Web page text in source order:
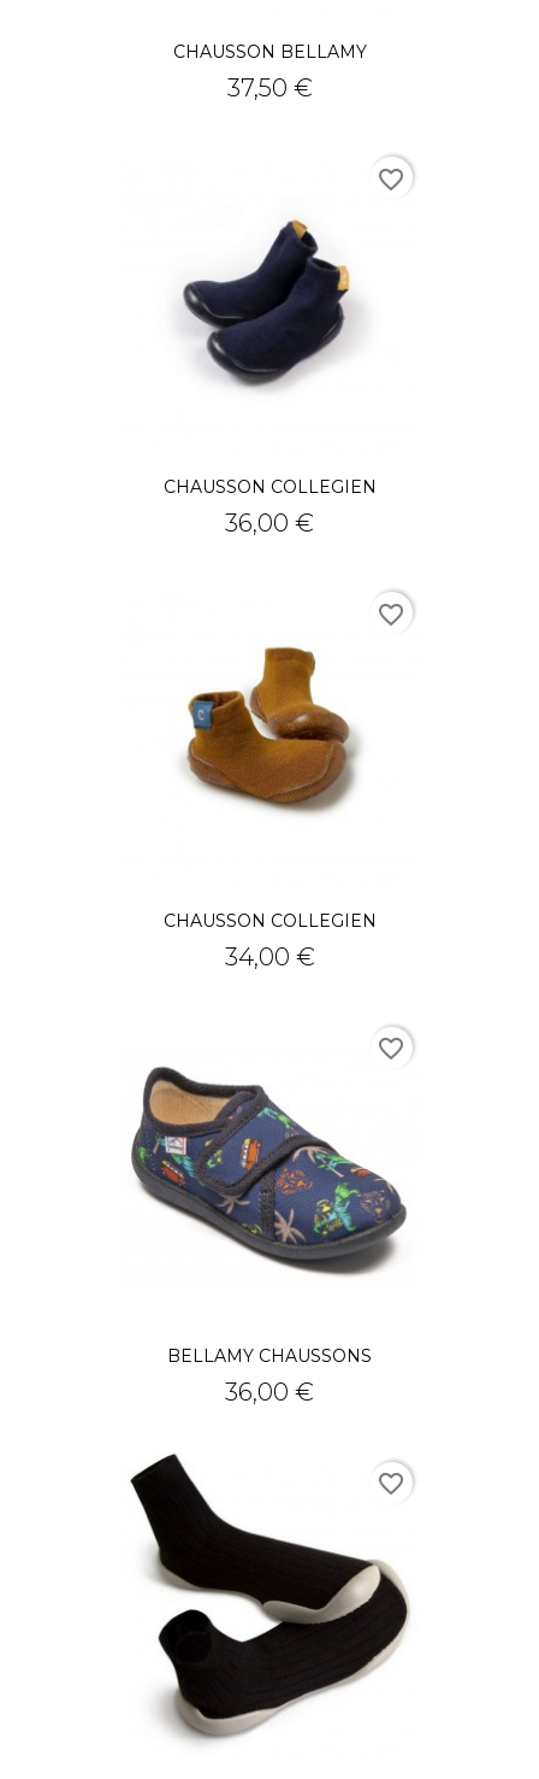
CHAUSSON BELLAMY
Prix
37,50 €
CHAUSSON COLLEGIEN
Prix
36,00 €
favorite_border
CHAUSSON COLLEGIEN
Prix
34,00 €
favorite_border
BELLAMY CHAUSSONS
Prix
36,00 €
favorite_border
favorite_border